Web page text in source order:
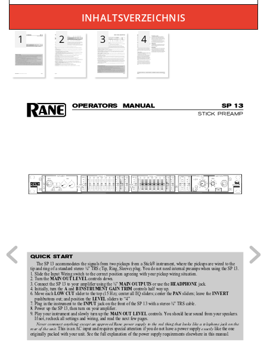
INHALTSVERZEICHNIS
1
2 3 4
OPE RATORS  MAN UAL SP 13
STICK PREAMP
QUICK START
The SP 13 accommodates the signals from two pickups from a Stick® instrument, where the pickups are wired to the
tip and ring of a standard stereo ¼" TRS (Tip, Ring, Sleeve) plug. You do not need internal preamps when using the SP 13.
1. Slide the Input Wiring switch to the correct position agreeing with your pickup wiring situation.
2. Turn the MAIN OUT LEVEL controls down.
3. Connect the SP 13 to your amplifier using the ¼" MAIN OUTPUTS or use the HEADPHONE jack.
4. Initially, turn the A and B INSTRUMENT GAIN TRIM controls half way up.
6. Move each LOW CUT slider to the top (15 Hz); center all EQ sliders; center the PAN sliders; leave the INVERT
pushbuttons out; and position the LEVEL sliders to “4”
7. Plug in the instrument to the INPUT jack on the front of the SP 13 with a stereo ¼" TRS cable.
8. Power up the SP 13, then turn on your amplifier.
9. Play your instrument and slowly turn up the MAIN OUT LEVEL controls. You should hear sound from your speakers.
If not, recheck all settings and wiring, and read the next few pages.
Never connnect anything except an approved Rane power supply to the red thing that looks like a telephone jack on the
rear of the unit. This is an AC input and requires special attention if you do not have a power supply exactly like the one
originally packed with your unit. See the full explanation of the power supply requirements elsewhere in this manual.